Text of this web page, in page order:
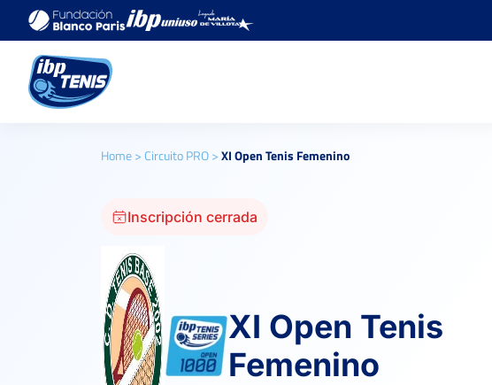
Home>Circuito PRO>XI Open Tenis Femenino
Inscripción cerrada
XI Open Tenis
Femenino